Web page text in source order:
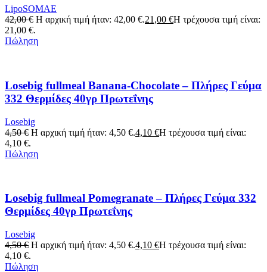
LipoSOMAE
42,00€ Η αρχική τιμή ήταν: 42,00 €.21,00 €Η τρέχουσα τιμή είναι:
21,00 €.
Πώληση
Losebig fullmeal Banana-Chocolate – Πλήρες Γεύμα
332 Θερμίδες 40γρ Πρωτεΐνης
Losebig
4,50€ Η αρχική τιμή ήταν: 4,50 €.4,10 €Η τρέχουσα τιμή είναι:
4,10 €.
Πώληση
Losebig fullmeal Pomegranate – Πλήρες Γεύμα 332
Θερμίδες 40γρ Πρωτεΐνης
Losebig
4,50€ Η αρχική τιμή ήταν: 4,50 €.4,10 €Η τρέχουσα τιμή είναι:
4,10 €.
Πώληση